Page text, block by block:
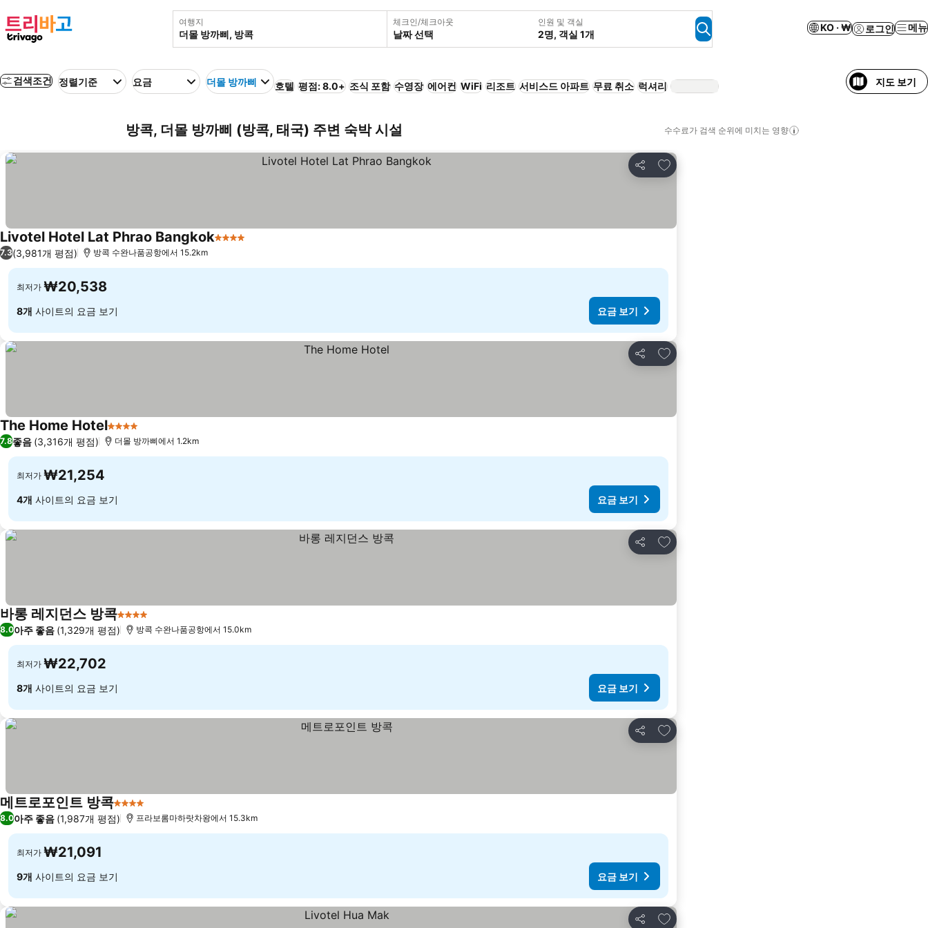
여행지 체크인/체크아웃
날짜 선택
인원 및 객실
2명, 객실 1개
KO · ₩ 로그인 메뉴
검색조건 정렬기준 요금 더몰 방까삐 호텔 평점: 8.0+ 조식 포함 수영장 에어컨 WiFi 리조트 서비스드 아파트 무료 취소 럭셔리 지도 보기
방콕, 더몰 방까삐 (방콕, 태국) 주변 숙박 시설 수수료가 검색 순위에 미치는 영향
공유
즐겨찾기에 추가
Livotel Hotel Lat Phrao Bangkok4 성급
7.3(3,981개 평점) 방콕 수완나품공항에서 15.2km
최저가 ₩20,538
8개 사이트의 요금 보기 요금 보기
공유
즐겨찾기에 추가
The Home Hotel4 성급
7.8좋음 (3,316개 평점) 더몰 방까삐에서 1.2km
최저가 ₩21,254
4개 사이트의 요금 보기 요금 보기
공유
즐겨찾기에 추가
바롱 레지던스 방콕4 성급
8.0아주 좋음 (1,329개 평점) 방콕 수완나품공항에서 15.0km
최저가 ₩22,702
8개 사이트의 요금 보기 요금 보기
공유
즐겨찾기에 추가
메트로포인트 방콕4 성급
8.0아주 좋음 (1,987개 평점) 프라보롬마하랏차왕에서 15.3km
최저가 ₩21,091
9개 사이트의 요금 보기 요금 보기
공유
즐겨찾기에 추가